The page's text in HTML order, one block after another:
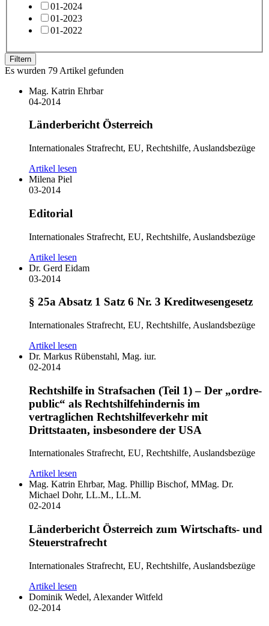
01-2024
01-2023
01-2022
Filtern
Es wurden 79 Artikel gefunden
Mag. Katrin Ehrbar
04-2014
Länderbericht Österreich
Internationales Strafrecht, EU, Rechtshilfe, Auslandsbezüge
Artikel lesen
Milena Piel
03-2014
Editorial
Internationales Strafrecht, EU, Rechtshilfe, Auslandsbezüge
Artikel lesen
Dr. Gerd Eidam
03-2014
§ 25a Absatz 1 Satz 6 Nr. 3 Kreditwesengesetz
Internationales Strafrecht, EU, Rechtshilfe, Auslandsbezüge
Artikel lesen
Dr. Markus Rübenstahl, Mag. iur.
02-2014
Rechtshilfe in Strafsachen (Teil 1) – Der „ordre-
public“ als Rechtshilfehindernis im
vertraglichen Rechtshilfeverkehr mit
Drittstaaten, insbesondere der USA
Internationales Strafrecht, EU, Rechtshilfe, Auslandsbezüge
Artikel lesen
Mag. Katrin Ehrbar, Mag. Phillip Bischof, MMag. Dr.
Michael Dohr, LL.M., LL.M.
02-2014
Länderbericht Österreich zum Wirtschafts- und
Steuerstrafrecht
Internationales Strafrecht, EU, Rechtshilfe, Auslandsbezüge
Artikel lesen
Dominik Wedel, Alexander Witfeld
02-2014